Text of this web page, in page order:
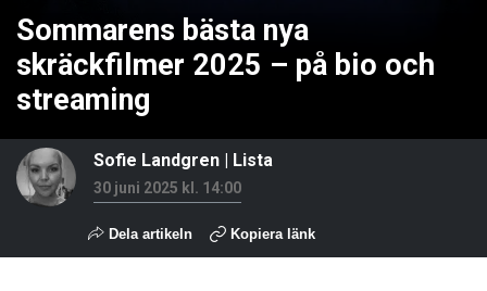
Sommarens bästa nya
skräckfilmer 2025 – på bio och
streaming
Sofie Landgren | Lista
30 juni 2025 kl. 14:00
Dela artikeln Kopiera länk